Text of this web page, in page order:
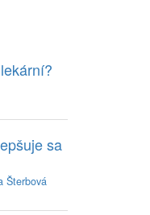
sa
Šterbová